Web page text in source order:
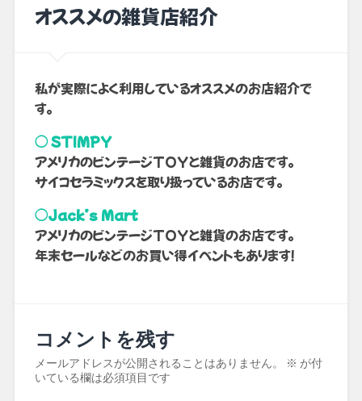
オススメの雑貨店紹介
私が実際によく利用しているオススメのお店紹介で
す。
◯ STIMPY
アメリカのビンテージTOYと雑貨のお店です。
サイコセラミックスを取り扱っているお店です。
◯Jack’s Mart
アメリカのビンテージTOYと雑貨のお店です。
年末セールなどのお買い得イベントもあります！
コメントを残す
メールアドレスが公開されることはありません。 ※ が付
いている欄は必須項目です